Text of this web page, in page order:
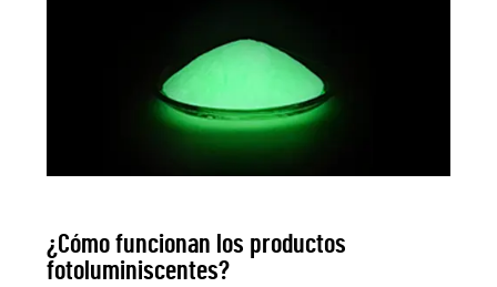
¿Cómo funcionan los productos
fotoluminiscentes?